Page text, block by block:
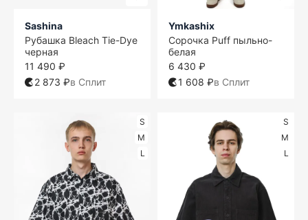
Sashina
Рубашка Bleach Tie-Dye
черная
11 490 ₽
2 873 ₽в Сплит
Ymkashix
Сорочка Puff пыльно-
белая
6 430 ₽
1 608 ₽в Сплит
S
M
L
S
M
L